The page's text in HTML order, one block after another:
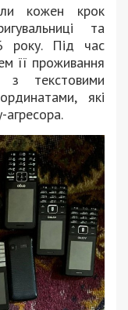
кожен крок
та
року. Під час
її проживання
з текстовими
які
агресора.